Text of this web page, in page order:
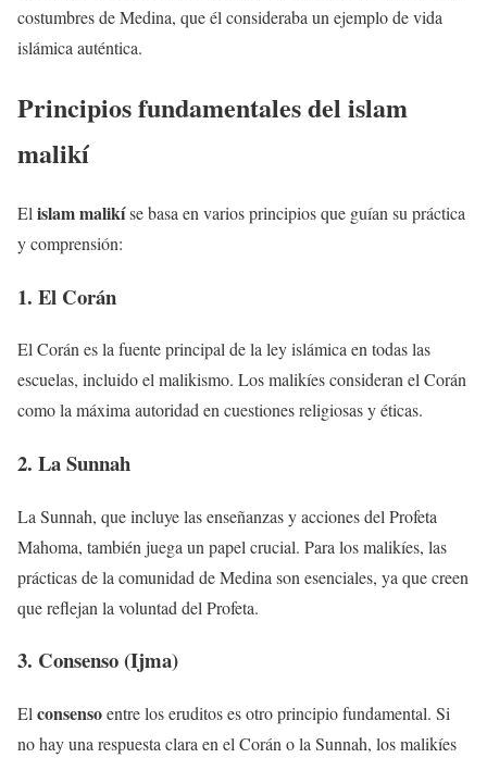
costumbres de Medina, que él consideraba un ejemplo de vida
islámica auténtica.
Principios fundamentales del islam
malikí
El islam malikíse basa en varios principios que guían su práctica
y comprensión:
1. El Corán
El Corán es la fuente principal de la ley islámica en todas las
escuelas, incluido el malikismo. Los malikíes consideran el Corán
como la máxima autoridad en cuestiones religiosas y éticas.
2. La Sunnah
La Sunnah, que incluye las enseñanzas y acciones del Profeta
Mahoma, también juega un papel crucial. Para los malikíes, las
prácticas de la comunidad de Medina son esenciales, ya que creen
que reflejan la voluntad del Profeta.
3. Consenso (Ijma)
El consensoentre los eruditos es otro principio fundamental. Si
no hay una respuesta clara en el Corán o la Sunnah, los malikíes